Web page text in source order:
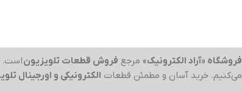
فروشگاه «آراد الکترونیک» مرجع فروش قطعات تلویزیوناست.
می‌کنیم. خرید آسان و مطمئن قطعات الکترونیکی و اورجینال